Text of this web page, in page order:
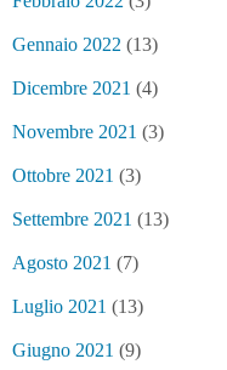
Gennaio 2022 (13)
Dicembre 2021 (4)
Novembre 2021 (3)
Ottobre 2021 (3)
Settembre 2021 (13)
Agosto 2021 (7)
Luglio 2021 (13)
Giugno 2021 (9)